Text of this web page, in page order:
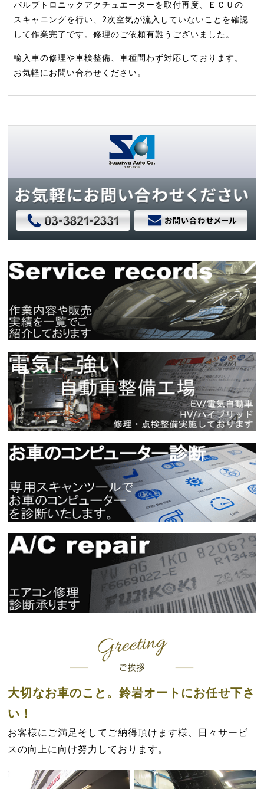
バルブトロニックアクチュエーターを取付再度、ＥＣＵの
スキャニングを行い、2次空気が流入していないことを確認
して作業完了です。修理のご依頼有難うございました。
輸入車の修理や車検整備、車種問わず対応しております。
お気軽にお問い合わせください。
大切なお車のこと。鈴岩オートにお任せ下さ
い！
お客様にご満足そしてご納得頂けます様、日々サービ
スの向上に向け努力しております。